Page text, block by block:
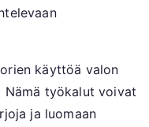
käyttöä valon
Nämä työkalut voivat
ja luomaan